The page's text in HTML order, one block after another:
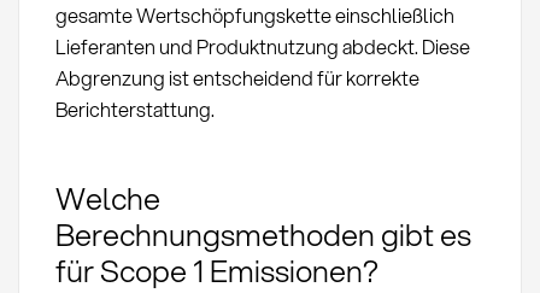
gesamte Wertschöpfungskette einschließlich
Lieferanten und Produktnutzung abdeckt. Diese
Abgrenzung ist entscheidend für korrekte
Berichterstattung.
Welche
Berechnungsmethoden gibt es
für Scope 1 Emissionen?